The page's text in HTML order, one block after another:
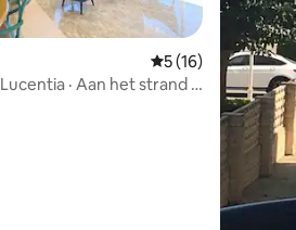
Gemiddelde
5 (16)
· Aan het strand ·